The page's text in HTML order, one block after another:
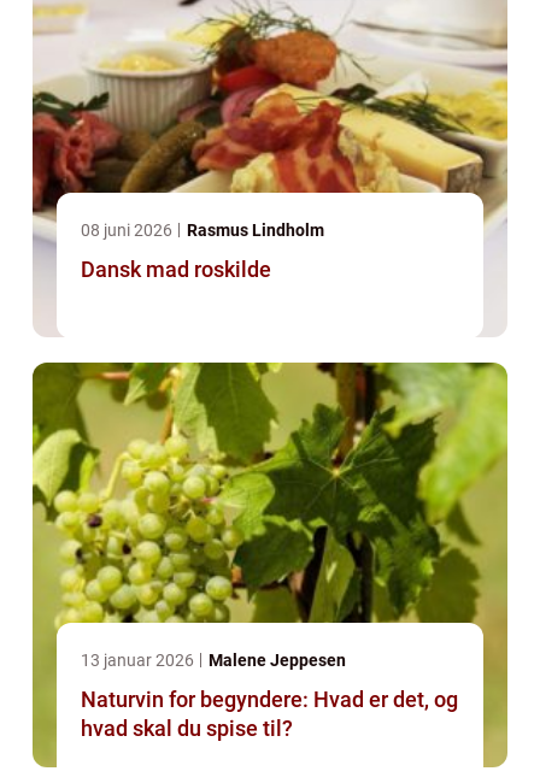
08 juni 2026 Rasmus Lindholm
Dansk mad roskilde
13 januar 2026 Malene Jeppesen
Naturvin for begyndere: Hvad er det, og
hvad skal du spise til?